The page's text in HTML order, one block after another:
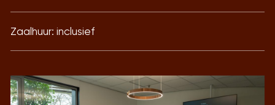
Zaalhuur: inclusief